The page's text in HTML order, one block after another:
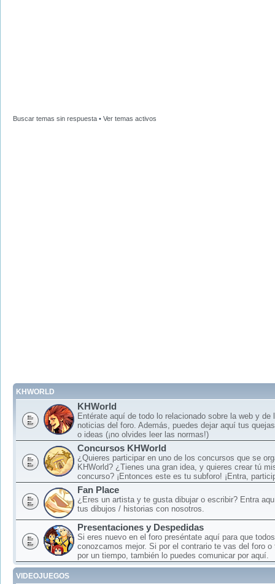
Buscar temas sin respuesta • Ver temas activos
KHWORLD
KHWorld
Entérate aquí de todo lo relacionado sobre la web y de
noticias del foro. Además, puedes dejar aquí tus
o ideas (¡no olvides leer las normas!)
Concursos KHWorld
¿Quieres participar en uno de los concursos que se
KHWorld? ¿Tienes una gran idea, y quieres crear tú
concurso? ¡Entonces este es tu subforo! ¡Entra,
Fan Place
¿Eres un artista y te gusta dibujar o escribir? Entra
tus dibujos / historias con nosotros.
Presentaciones y Despedidas
Si eres nuevo en el foro preséntate aquí para que
conozcamos mejor. Si por el contrario te vas del foro o
por un tiempo, también lo puedes comunicar por aquí.
VIDEOJUEGOS